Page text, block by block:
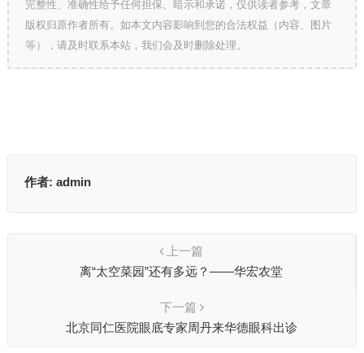
完整性、准确性给予任何担保、暗示和承诺，仅供读者参考，文章
版权归原作者所有。如本文内容影响到您的合法权益（内容、图片
等），请及时联系本站，我们会及时删除处理。
作者: admin
上一篇
离“太空菜园”还有多远？——华宏农堂
下一篇
北京同仁医院眼底专家周丹来华德眼科出诊